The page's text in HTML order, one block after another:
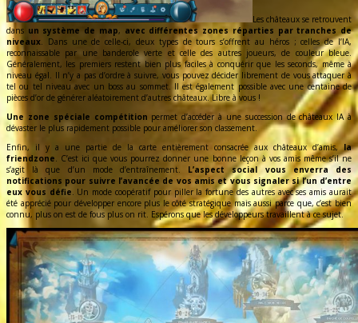
Les châteaux se retrouvent
dans un système de map, avec différentes zones réparties par tranches de
niveaux. Dans une de celle-ci, deux types de tours s’offrent au héros ; celles de l’IA,
reconnaissable par une banderole verte et celle des autres joueurs, de couleur bleue.
Généralement, les premiers restent bien plus faciles à conquérir que les seconds, même à
niveau égal. Il n’y a pas d’ordre à suivre, vous pouvez décider librement de vous attaquer à
tel ou tel niveau avec un boss au sommet. Il est également possible avec une centaine de
pièces d’or de générer aléatoirement d’autres châteaux. Libre à vous !
Une zone spéciale compétition permet d’accéder à une succession de châteaux IA à
dévaster le plus rapidement possible pour améliorer son classement.
Enfin, il y a une partie de la carte entièrement consacrée aux châteaux d’amis,la
friendzone. C’est ici que vous pourrez donner une bonne leçon à vos amis même s’il ne
s’agit là que d’un mode d’entraînement. L’aspect social vous enverra des
notifications pour suivre l’avancée de vos amis et vous signaler si l’un d’entre
eux vous défie. Un mode coopératif pour piller la fortune des autres avec ses amis aurait
été apprécié pour développer encore plus le côté stratégique mais aussi parce que, c’est bien
connu, plus on est de fous plus on rit. Espérons que les développeurs travaillent à ce sujet.